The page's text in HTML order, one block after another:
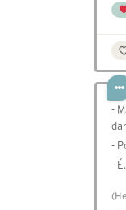
-
-
-